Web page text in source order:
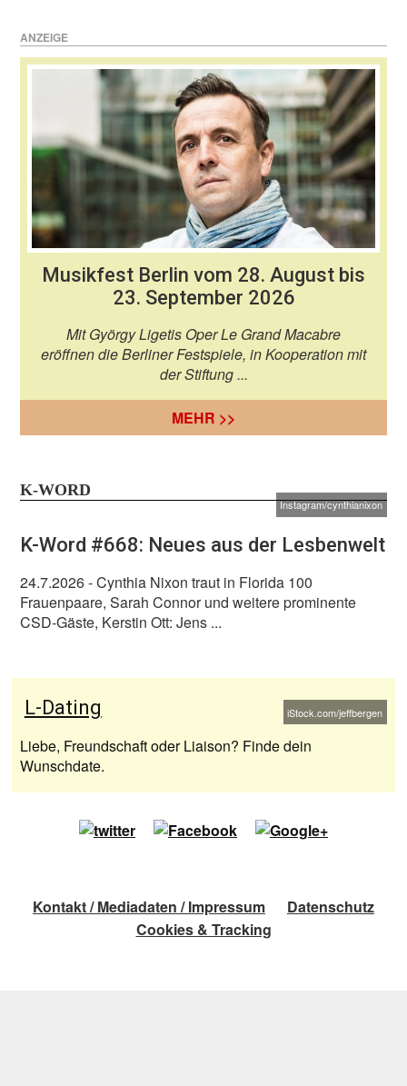
ANZEIGE
Musikfest Berlin vom 28. August bis
23. September 2026
Mit György Ligetis Oper Le Grand Macabre
eröffnen die Berliner Festspiele, in Kooperation mit
der Stiftung ...
MEHR >>
K-WORD
Instagram/cynthianixon
K-Word #668: Neues aus der Lesbenwelt
24.7.2026- Cynthia Nixon traut in Florida 100
Frauenpaare, Sarah Connor und weitere prominente
CSD-Gäste, Kerstin Ott: Jens ...
L-Dating iStock.com/jeffbergen
Liebe, Freundschaft oder Liaison? Finde dein
Wunschdate.
Kontakt / Mediadaten / Impressum
Datenschutz
Cookies & Tracking